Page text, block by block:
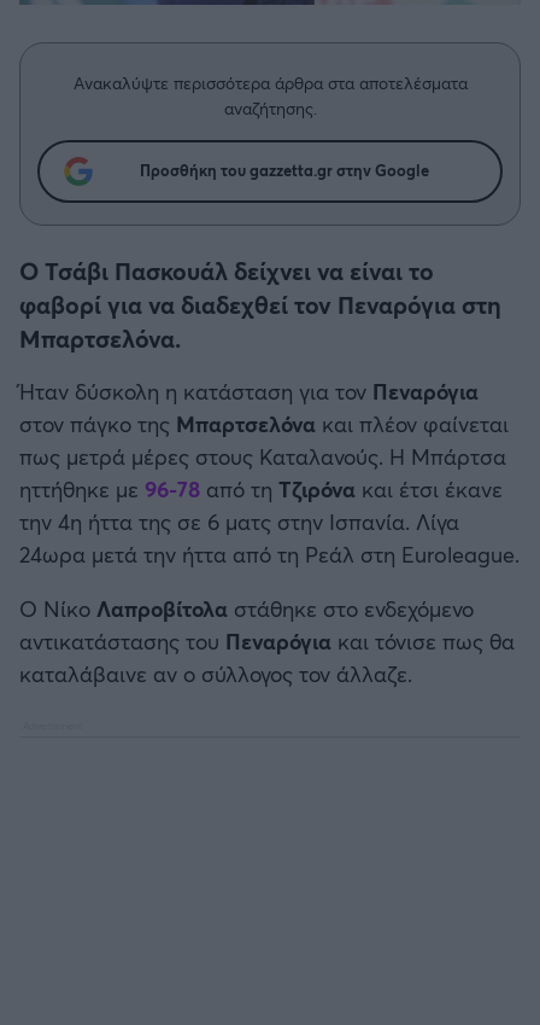
Δημήτρης Τσορμπατζόγλου
Λεβαδειακός
ΟΦΗ
Βόλος
Ατρόμητος Αθηνών
Αστέρας Τρίπολης
Παναιτωλικός
Καλαμάτα
Ηρακλής
Μπαρτσελόνα
Μεγάλη μου Αγάπη
Μια Ιστορία από την Πόλη
Ανακαλύψτε περισσότερα άρθρα στα αποτελέσματα
αναζήτησης.
Προσθήκη του gazzetta.gr στην Google
Ο Τσάβι Πασκουάλ δείχνει να είναι το
φαβορί για να διαδεχθεί τον Πεναρόγια στη
Μπαρτσελόνα.
Ήταν δύσκολη η κατάσταση για τον Πεναρόγια
στον πάγκο της Μπαρτσελόνα και πλέον φαίνεται
πως μετρά μέρες στους Καταλανούς. Η Μπάρτσα
ηττήθηκε με 96-78 από τη Τζιρόνα και έτσι έκανε
την 4η ήττα της σε 6 ματς στην Ισπανία. Λίγα
24ωρα μετά την ήττα από τη Ρεάλ στη Euroleague.
Ο Νίκο Λαπροβίτολα στάθηκε στο ενδεχόμενο
αντικατάστασης του Πεναρόγια και τόνισε πως θα
καταλάβαινε αν ο σύλλογος τον άλλαζε.